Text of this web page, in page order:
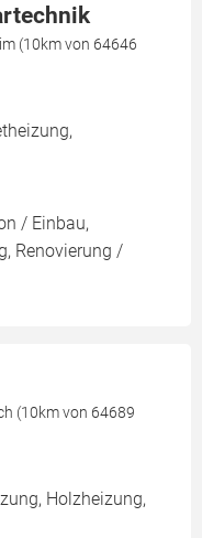
(10km von 64646
/ Einbau,
Renovierung /
(10km von 64689
Holzheizung,